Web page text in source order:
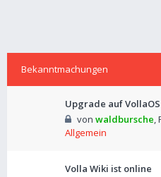
Bekanntmachungen
Upgrade auf VollaOS
von waldbursche,
Allgemein
Volla Wiki ist online